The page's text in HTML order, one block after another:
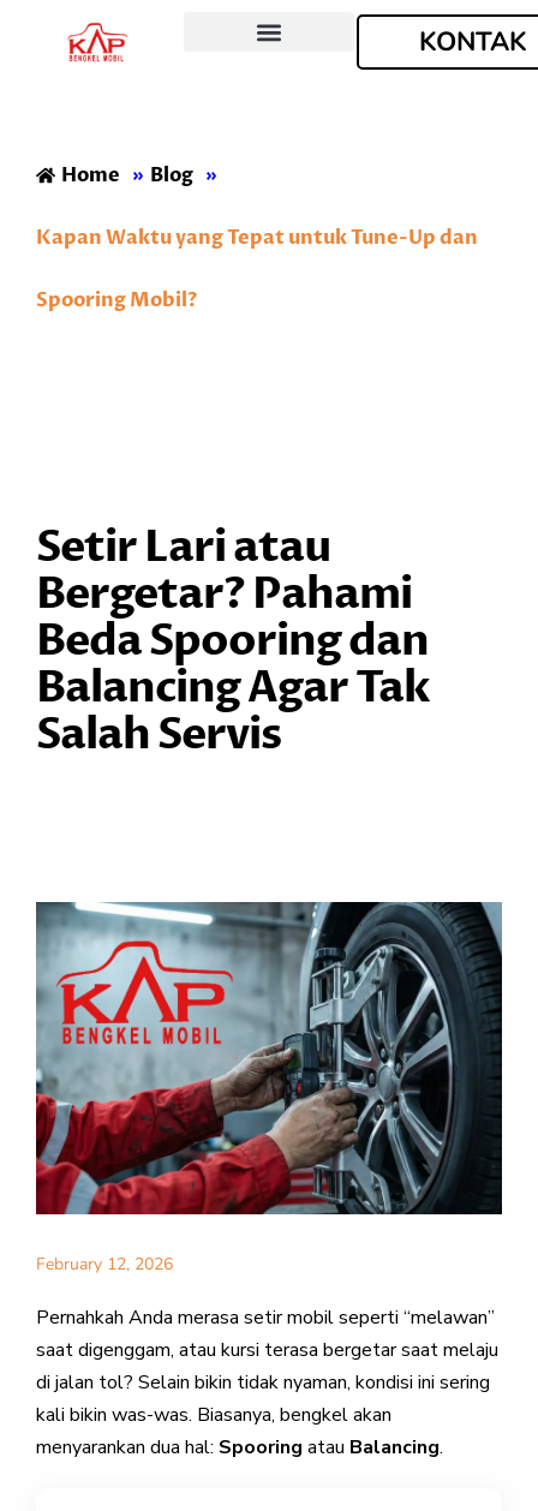
KONTAK
Home » Blog »
Kapan Waktu yang Tepat untuk Tune-Up dan
Spooring Mobil?
Setir Lari atau
Bergetar? Pahami
Beda Spooring dan
Balancing Agar Tak
Salah Servis
February 12, 2026
Pernahkah Anda merasa setir mobil seperti “melawan”
saat digenggam, atau kursi terasa bergetar saat melaju
di jalan tol? Selain bikin tidak nyaman, kondisi ini sering
kali bikin was-was. Biasanya, bengkel akan
menyarankan dua hal: Spooring atau Balancing.